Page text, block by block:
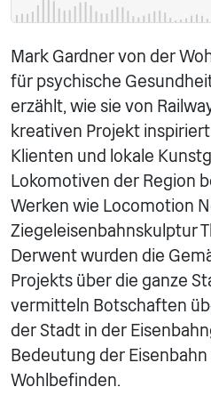
Mark Gardner von der
für psychische
erzählt, wie sie von
kreativen Projekt
Klienten und lokale
Lokomotiven der Region
Werken wie Locomotion
Ziegeleisenbahnskulptur
Derwent wurden die
Projekts über die ganze
vermitteln Botschaften
der Stadt in der
Bedeutung der
Wohlbefinden.